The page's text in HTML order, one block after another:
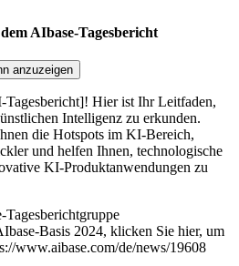
AIbase-Tagesbericht
anzuzeigen
Hier ist Ihr Leitfaden,
Intelligenz zu erkunden.
die Hotspots im KI-Bereich,
und helfen Ihnen, technologische
KI-Produktanwendungen zu
Basis 2024, klicken Sie hier, um
www.aibase.com/de/news/19608